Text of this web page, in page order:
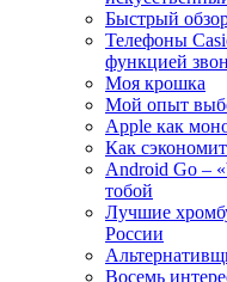
Быстрый
Телефоны
функцией
Моя крошка
Мой опыт
Apple как
Как
Android Go –
тобой
Лучшие
России
Восемь